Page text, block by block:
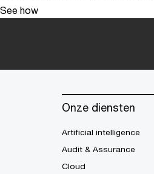
See how
Onze diensten
Artificial intelligence
Audit & Assurance
Cloud